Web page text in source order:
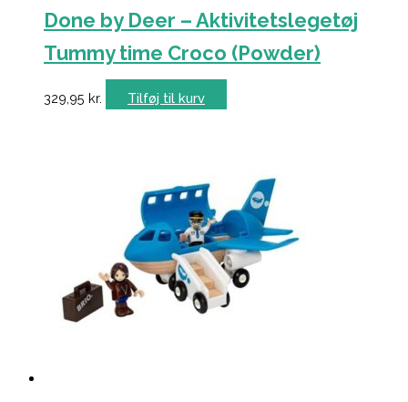
Done by Deer – Aktivitetslegetøj
Tummy time Croco (Powder)
329,95 kr. Tilføj til kurv